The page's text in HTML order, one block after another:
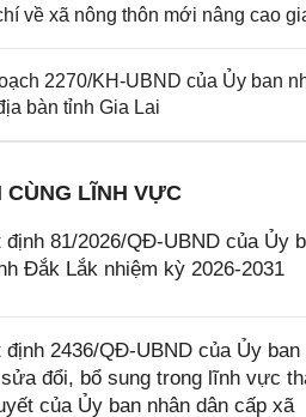
về xã nông thôn mới nâng cao
2270/KH-UBND của Ủy ban
bàn tỉnh Gia Lai
CÙNG LĨNH VỰC
định 81/2026/QĐ-UBND của Ủy
Đắk Lắk nhiệm kỳ 2026-2031
định 2436/QĐ-UBND của Ủy
đổi, bổ sung trong lĩnh vực
của Ủy ban nhân dân cấp xã